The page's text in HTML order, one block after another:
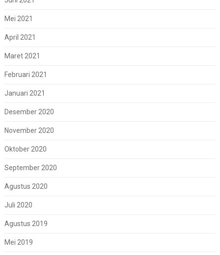
Mei 2021
April 2021
Maret 2021
Februari 2021
Januari 2021
Desember 2020
November 2020
Oktober 2020
September 2020
Agustus 2020
Juli 2020
Agustus 2019
Mei 2019